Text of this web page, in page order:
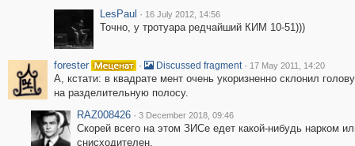
LesPaul · 16 July 2012, 14:56
Точно, у тротуара редчайший КИМ 10-51)))
forester · Discussed fragment · 17 May 2011, 14:20
А, кстати: в квадрате мент очень укоризненно склонил
на разделительную полосу.
RAZ008426 · 3 December 2018, 09:46
Скорей всего на этом ЗИСе едет какой-нибудь нарком
снисходителен.